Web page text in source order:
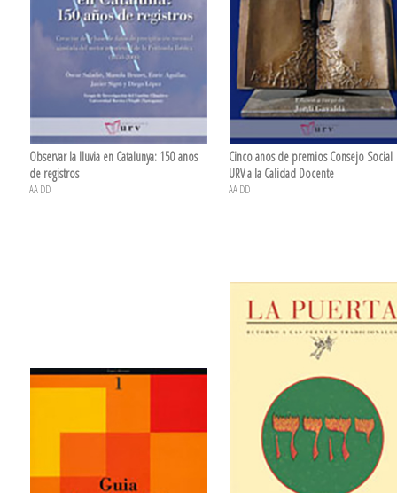
Observar la lluvia en Catalunya: 150 anos
de registros
AA DD
Cinco anos de premios Consejo Social
URV a la Calidad Docente
AA DD